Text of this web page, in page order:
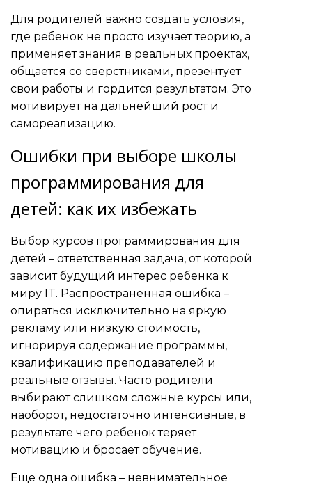
Для родителей важно создать условия,
где ребенок не просто изучает теорию, а
применяет знания в реальных проектах,
общается со сверстниками, презентует
свои работы и гордится результатом. Это
мотивирует на дальнейший рост и
самореализацию.
Ошибки при выборе школы
программирования для
детей: как их избежать
Выбор курсов программирования для
детей – ответственная задача, от которой
зависит будущий интерес ребенка к
миру IT. Распространенная ошибка –
опираться исключительно на яркую
рекламу или низкую стоимость,
игнорируя содержание программы,
квалификацию преподавателей и
реальные отзывы. Часто родители
выбирают слишком сложные курсы или,
наоборот, недостаточно интенсивные, в
результате чего ребенок теряет
мотивацию и бросает обучение.
Еще одна ошибка – невнимательное